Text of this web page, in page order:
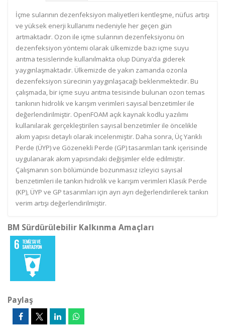
İçme sularının dezenfeksiyon maliyetleri kentleşme, nüfus artışı
ve yüksek enerji kullanımı nedeniyle her geçen gün
artmaktadır. Ozon ile içme sularının dezenfeksiyonu ön
dezenfeksiyon yöntemi olarak ülkemizde bazı içme suyu
arıtma tesislerinde kullanılmakta olup Dünya’da giderek
yaygınlaşmaktadır. Ülkemizde de yakın zamanda ozonla
dezenfeksiyon sürecinin yaygınlaşacağı beklenmektedir. Bu
çalışmada, bir içme suyu arıtma tesisinde bulunan ozon temas
tankının hidrolik ve karışım verimleri sayısal benzetimler ile
değerlendirilmiştir. OpenFOAM açık kaynak kodlu yazılımı
kullanılarak gerçekleştirilen sayısal benzetimler ile öncelikle
akım yapısı detaylı olarak incelenmiştir. Daha sonra, Üç Yarıklı
Perde (ÜYP) ve Gözenekli Perde (GP) tasarımları tank içerisinde
uygulanarak akım yapısındaki değişimler elde edilmiştir.
Çalışmanın son bölümünde bozunmasız izleyici sayısal
benzetimleri ile tankın hidrolik ve karışım verimleri Klasik Perde
(KP), ÜYP ve GP tasarımları için ayrı ayrı değerlendirilerek tankın
verim artışı değerlendirilmiştir.
BM Sürdürülebilir Kalkınma Amaçları
Paylaş